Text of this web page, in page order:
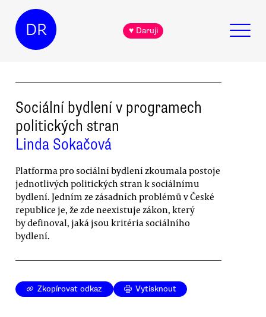
DR ♥ Daruji
Sociální bydlení v programech
politických stran
Linda Sokačová
Platforma pro sociální bydlení zkoumala postoje
jednotlivých politických stran k sociálnímu
bydlení. Jedním ze zásadních problémů v České
republice je, že zde neexistuje zákon, který
by definoval, jaká jsou kritéria sociálního
bydlení.
Zkopírovat odkaz Vytisknout